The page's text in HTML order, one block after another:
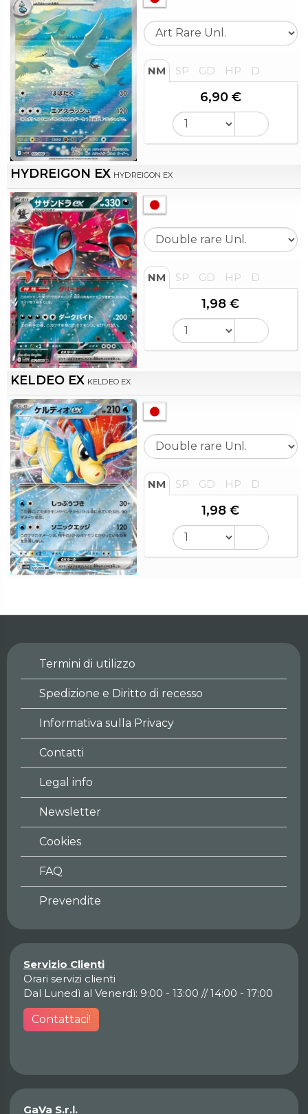
NM SP GD HP D
6,90 €
HYDREIGON EX HYDREIGON EX
NM SP GD HP D
1,98 €
KELDEO EX KELDEO EX
NM SP GD HP D
1,98 €
Termini di utilizzo
Spedizione e Diritto di recesso
Informativa sulla Privacy
Contatti
Legal info
Newsletter
Cookies
FAQ
Prevendite
Servizio Clienti
Orari servizi clienti
Dal Lunedì al Venerdì: 9:00 - 13:00 // 14:00 - 17:00
Contattaci!
GaVa S.r.l.